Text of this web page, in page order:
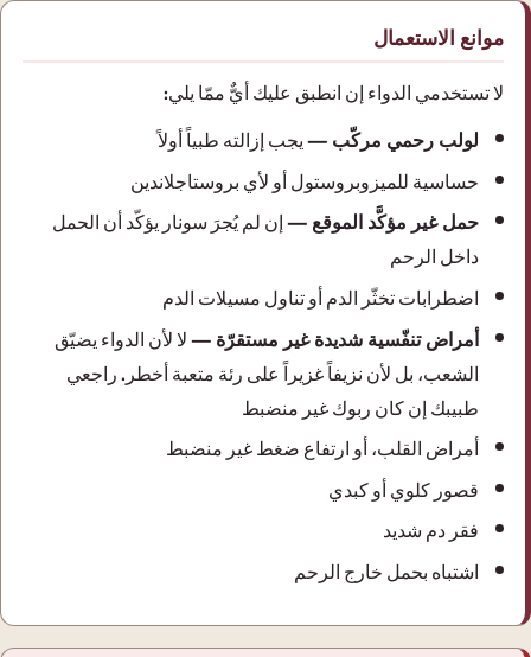
موانع الاستعمال
لا تستخدمي الدواء إن انطبق عليك أيٌّ ممّا يلي:
لولب رحمي مركّب— يجب إزالته طبياً أولاً
حساسية للميزوبروستول أو لأي بروستاجلاندين
حمل غير مؤكَّد الموقع— إن لم يُجرَ سونار يؤكّد أن الحمل
داخل الرحم
اضطرابات تخثّر الدم أو تناول مسيلات الدم
أمراض تنفّسية شديدة غير مستقرّة— لا لأن الدواء يضيّق
الشعب، بل لأن نزيفاً غزيراً على رئة متعبة أخطر. راجعي
طبيبك إن كان ربوك غير منضبط
أمراض القلب، أو ارتفاع ضغط غير منضبط
قصور كلوي أو كبدي
فقر دم شديد
اشتباه بحمل خارج الرحم